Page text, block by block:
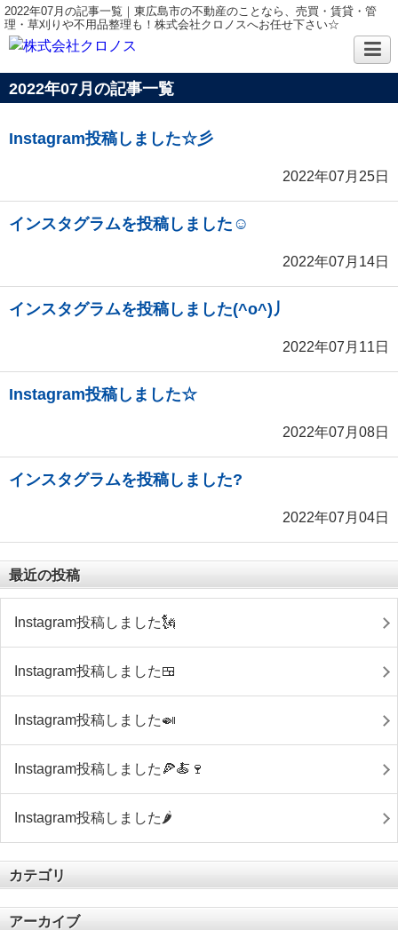
2022年07月の記事一覧｜東広島市の不動産のことなら、売買・賃貸・管
理・草刈りや不用品整理も！株式会社クロノスへお任せ下さい☆
2022年07月の記事一覧
Instagram投稿しました☆彡
2022年07月25日
インスタグラムを投稿しました☺
2022年07月14日
インスタグラムを投稿しました(^o^)丿
2022年07月11日
Instagram投稿しました☆
2022年07月08日
インスタグラムを投稿しました?
2022年07月04日
最近の投稿
Instagram投稿しました🗽
Instagram投稿しました🍱
Instagram投稿しました🍛
Instagram投稿しました🍕🍝🍷
Instagram投稿しました🌶
カテゴリ
アーカイブ